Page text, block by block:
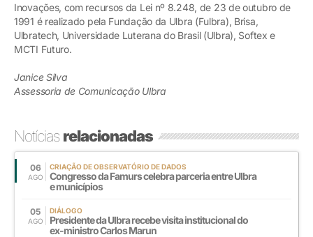
Inovações, com recursos da Lei nº 8.248, de 23 de outubro de
1991 é realizado pela Fundação da Ulbra (Fulbra), Brisa,
Ulbratech, Universidade Luterana do Brasil (Ulbra), Softex e
MCTI Futuro.
Janice Silva
Assessoria de Comunicação Ulbra
Notíciasrelacionadas
06
AGO
CRIAÇÃO DE OBSERVATÓRIO DE DADOS
Congresso da Famurs celebra parceria entre Ulbra
e municípios
05
AGO
DIÁLOGO
Presidente da Ulbra recebe visita institucional do
ex-ministro Carlos Marun